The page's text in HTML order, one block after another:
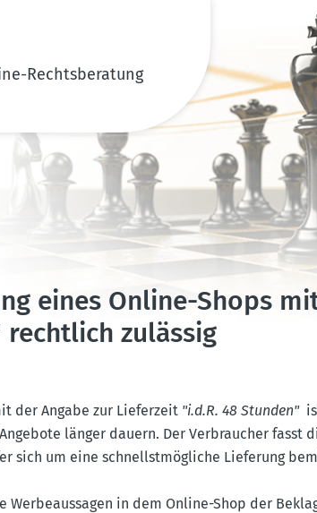
Rechtsberatung
eines Online-Shops
rechtlich zulässig
der Angabe zur Lieferzeit "i.d.R. 48 Stunden"
länger dauern. Der Verbraucher fasst
sich um eine schnellst­mög­liche Lieferung
in dem Online-Shop der